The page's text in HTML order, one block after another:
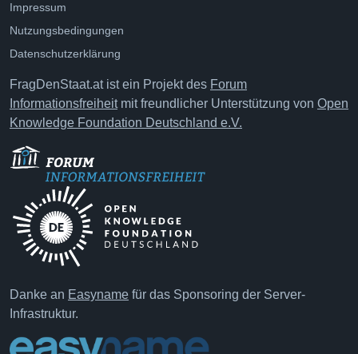
Impressum
Nutzungsbedingungen
Datenschutzerklärung
FragDenStaat.at ist ein Projekt des Forum
Informationsfreiheitmit freundlicher Unterstützung von Open
Knowledge Foundation Deutschland e.V.
Danke an Easyname für das Sponsoring der Server-
Infrastruktur.